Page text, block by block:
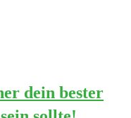
dein bester